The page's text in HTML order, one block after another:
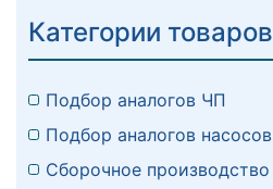
Категории товаров
Подбор аналогов ЧП
Подбор аналогов насосов
Сборочное производство